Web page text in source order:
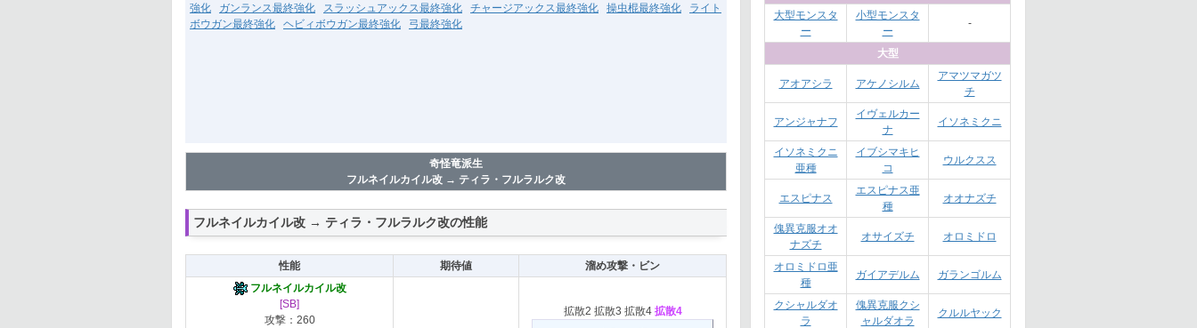
強化
ガンランス最終強化 スラッシュアックス最終強化 チャージアックス最終強化 操虫棍最終強化
ライト
ボウガン最終強化
ヘビィボウガン最終強化 弓最終強化
奇怪竜派生
フルネイルカイル改 → ティラ・フルラルク改
フルネイルカイル改 → ティラ・フルラルク改の性能
性能 期待値
溜め攻撃・ビン
フルネイルカイル改
[SB]
攻撃：260
拡散2 拡散3 拡散4 拡散4
大型モンスタ
ー
小型モンスタ
ー
-
大型
アオアシラ アケノシルム
アマツマガツ
チ
アンジャナフ
イヴェルカー
ナ
イソネミクニ
イソネミクニ
亜種
イブシマキヒ
コ
ウルクスス
エスピナス
エスピナス亜
種
オオナズチ
傀異克服オオ
ナズチ
オサイズチ オロミドロ
オロミドロ亜
種
ガイアデルム ガランゴルム
クシャルダオ
ラ
傀異克服クシ
ャルダオラ
クルルヤック